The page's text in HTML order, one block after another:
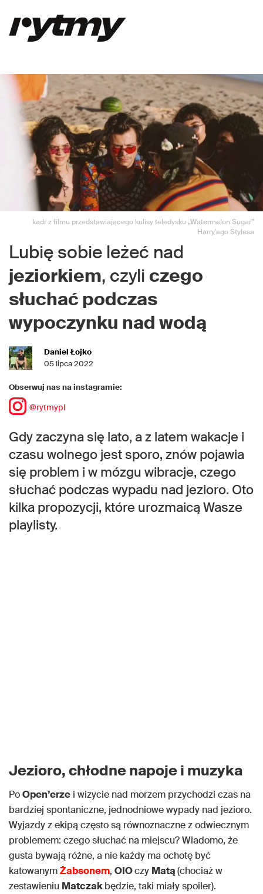
kadr z filmu przedstawiającego kulisy teledysku „Watermelon Sugar”
Harry'ego Stylesa
Lubię sobie leżeć nad
jeziorkiem, czyli czego
słuchać podczas
wypoczynku nad wodą
Daniel Łojko
05 lipca 2022
Obserwuj nas na instagramie:
@rytmypl
Gdy zaczyna się lato, a z latem wakacje i
czasu wolnego jest sporo, znów pojawia
się problem i w mózgu wibracje, czego
słuchać podczas wypadu nad jezioro. Oto
kilka propozycji, które urozmaicą Wasze
playlisty.
Jezioro, chłodne napoje i muzyka
PoOpen’erze i wizycie nad morzem przychodzi czas na
bardziej spontaniczne, jednodniowe wypady nad jezioro.
Wyjazdy z ekipą często są równoznaczne z odwiecznym
problemem: czego słuchać na miejscu? Wiadomo, że
gusta bywają różne, a nie każdy ma ochotę być
katowanymŻabsonem, OIOczy Matą(chociaż w
zestawieniu Matczakbędzie, taki miały spoiler).